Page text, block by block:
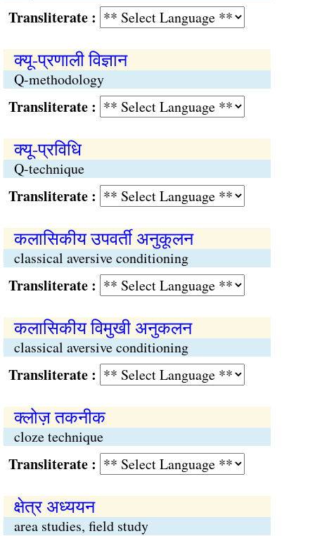
:
क्यू-प्रणाली विज्ञान
Q-methodology
:
क्यू-प्रविधि
Q-technique
:
कलासिकीय उपवर्ती अनुकूलन
classical aversive conditioning
:
कलासिकीय विमुखी अनुकलन
classical aversive conditioning
:
क्लोज़ तकनीक
cloze technique
:
क्षेत्र अध्ययन
area studies, field study